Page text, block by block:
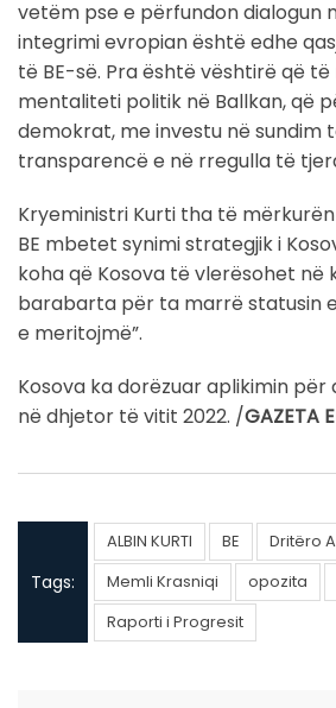
vetëm pse e përfundon dialogun
integrimi evropian është edhe
të BE-së. Pra është vështirë që
mentaliteti politik në Ballkan, që
demokrat, me investu në sundim
transparencë e në rregulla të
Kryeministri Kurti tha të
BE mbetet synimi strategjik i
koha që Kosova të vlerësohet në
barabarta për ta marrë statusin
e meritojmë”.
Kosova ka dorëzuar aplikimin për
në dhjetor të vitit 2022. /GAZETA
Tags:
ALBIN KURTI BE Dritëro
Memli Krasniqi
opozita
Raporti i Progresit